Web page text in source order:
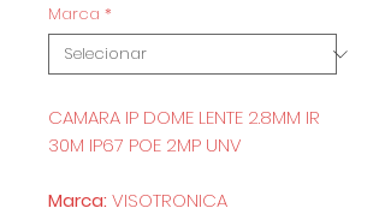
Marca *
CAMARA IP DOME LENTE 2.8MM IR
30M IP67 POE 2MP UNV
Marca: VISOTRONICA